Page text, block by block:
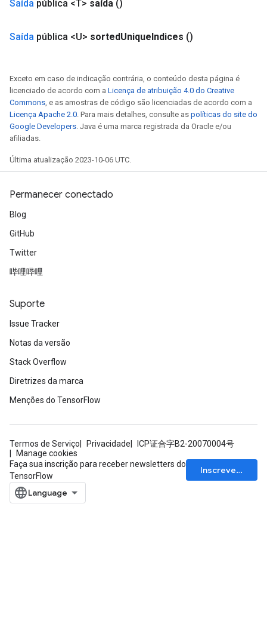
Saída pública <T> saída ()
Saída pública <U> sortedUniqueIndices ()
Exceto em caso de indicação contrária, o conteúdo desta página é
licenciado de acordo com a Licença de atribuição 4.0 do Creative
Commons , e as amostras de código são licenciadas de acordo com a
Licença Apache 2.0 . Para mais detalhes, consulte as políticas do site do
Google Developers . Java é uma marca registrada da Oracle e/ou
afiliadas.
Última atualização 2023-10-06 UTC.
Permanecer conectado
Blog
GitHub
Twitter
哔哩哔哩
Suporte
Issue Tracker
Notas da versão
Stack Overflow
Diretrizes da marca
Menções do TensorFlow
Termos de Serviço Privacidade
ICP证合字B2-20070004号
Manage cookies
Faça sua inscrição para receber newsletters do
TensorFlow
Inscrever-se